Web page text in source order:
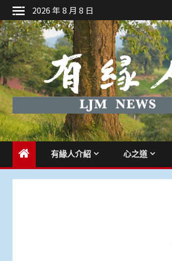
Skip
to
content
2026 年 8 月 8 日
有緣人介紹 心之道